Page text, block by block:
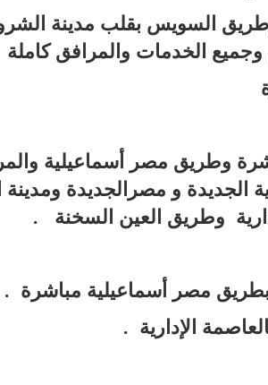
السويس بقلب مدينة
الخدمات والمرافق كاملة
وطريق مصر أسماعيلية
الجديدة و مصرالجديدة ومدينة
وطريق العين السخنة .
مصر أسماعيلية مباشرة .
الإدارية .